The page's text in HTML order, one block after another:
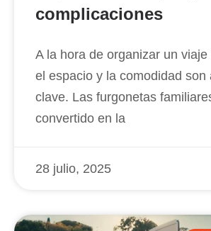
complicaciones
A la hora de organizar un viaje
el espacio y la comodidad son
clave. Las furgonetas
convertido en la
28 julio, 2025